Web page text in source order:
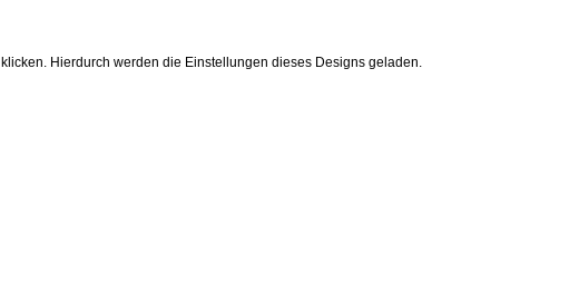
klicken. Hierdurch werden die Einstellungen dieses Designs geladen.